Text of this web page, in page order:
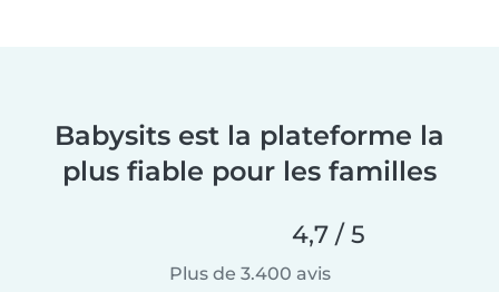
Babysits est la plateforme la
plus fiable pour les familles
4,7 / 5
Plus de 3.400 avis